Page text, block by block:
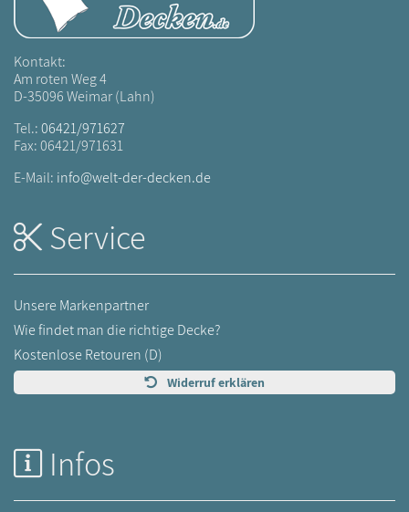
Kontakt:
Am roten Weg 4
D-35096 Weimar (Lahn)
Tel.:06421/971627
Fax: 06421/971631
E-Mail: info@welt-der-decken.de
Service
Unsere Markenpartner
Wie findet man die richtige Decke?
Kostenlose Retouren (D)
Widerruf erklären
Infos